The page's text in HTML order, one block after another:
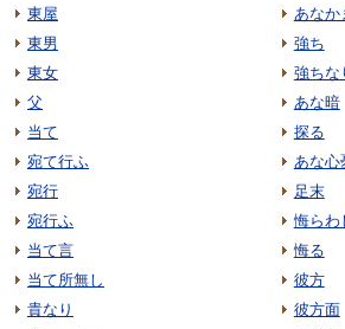
東屋
東男
東女
父
当て
宛て行ふ
宛行
宛行ふ
当て言
当て所無し
貴なり
あなか
強ち
強ちな
あな暗
探る
あな心
足末
悔らわ
悔る
彼方
彼方面